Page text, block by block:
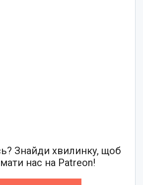
Знайди хвилинку, щоб
нас на Patreon!